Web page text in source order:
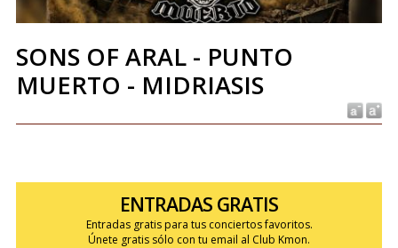
SONS OF ARAL - PUNTO
MUERTO - MIDRIASIS
ENTRADAS GRATIS
Entradas gratis para tus conciertos favoritos.
Únete gratis sólo con tu email al Club Kmon.